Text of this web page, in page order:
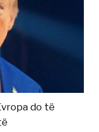
do të